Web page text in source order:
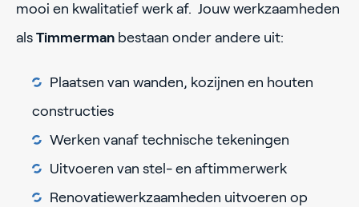
mooi en kwalitatief werk af. Jouw werkzaamheden
als Timmerman bestaan onder andere uit:
Plaatsen van wanden, kozijnen en houten
constructies
Werken vanaf technische tekeningen
Uitvoeren van stel- en aftimmerwerk
Renovatiewerkzaamheden uitvoeren op